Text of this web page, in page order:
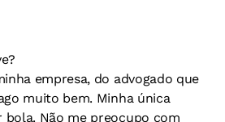
empresa, do advogado que
muito bem. Minha única
bola. Não me preocupo com